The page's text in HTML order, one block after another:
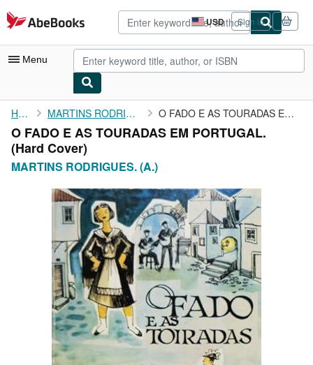
Skip to main content
AbeBooks.com USD
Site
shopping
preferences
Sign in
Menu
My Account
My Purchases
Sign Off
Advanced Search
Browse Collections
Art & Collectibles
Textbooks
Start Selling
Home MARTINS RODRIGUES. (A.) O FADO E AS TOURADAS EM PORTUGAL.
O FADO E AS TOURADAS EM PORTUGAL.
(Hard Cover)
MARTINS RODRIGUES. (A.)